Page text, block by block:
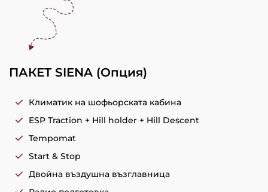
ПАКЕТ SIENA (Oпция)
Климатик на шофьорската кабина
ESP Traction + Hill holder + Hill Descent
Tempomat
Start & Stop
Двойна въздушна възглавница